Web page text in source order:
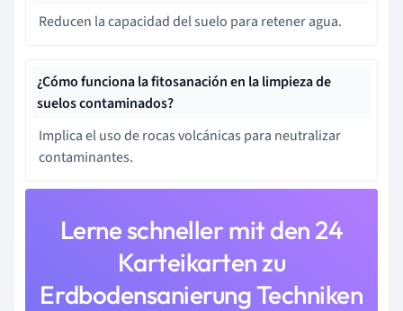
Reducen la capacidad del suelo para retener agua.
¿Cómo funciona la fitosanación en la limpieza de
suelos contaminados?
Implica el uso de rocas volcánicas para neutralizar
contaminantes.
Lerne schneller mit den 24
Karteikarten zu
Erdbodensanierung Techniken